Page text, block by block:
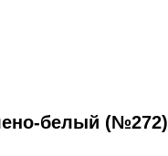
белый (№272)